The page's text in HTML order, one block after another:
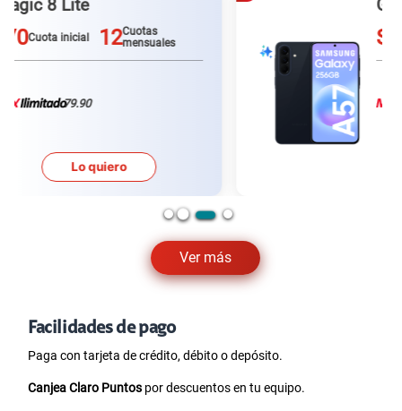
Ver más
Galaxy A57
S/0 12mensuales
Facilidades de pago
Paga con tarjeta de crédito, débito o depósito.
Canjea Claro Puntos por descuentos en tu equipo.